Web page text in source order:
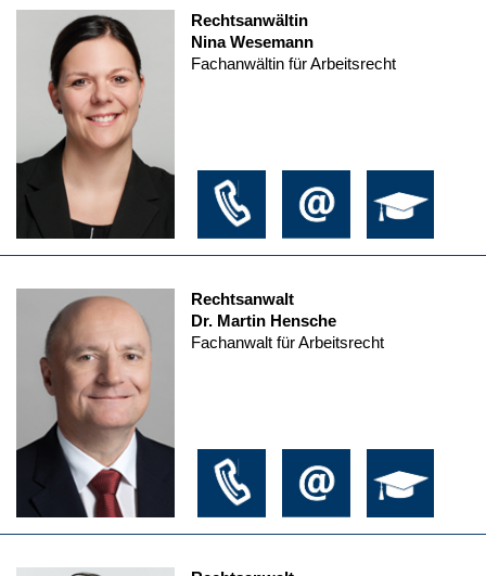
Rechtsanwältin
Nina Wesemann
Fachanwältin für Arbeitsrecht
Rechtsanwalt
Dr. Martin Hensche
Fachanwalt für Arbeitsrecht